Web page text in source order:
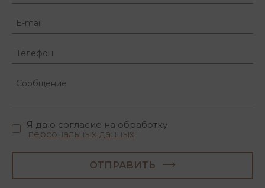
Я даю согласие на обработку
персональных данных
ОТПРАВИТЬ